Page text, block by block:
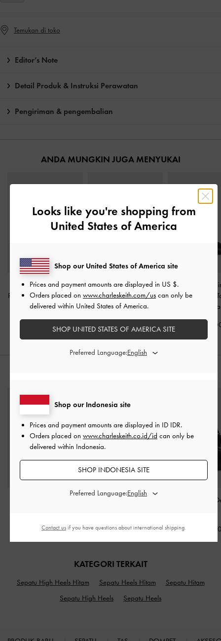
Temukan di toko
Editor’s Note
Detail Produk & Instruksi Perawatan
Pengiriman & pengembalian
ANDA MUNGKIN JUGA MENYUKAI
Sepatu Pumps Stiletto
Pointed Toe Emmy-Black
Sepatu Pumps Blade-
Heel Pointed-Toe Patent
Cut-Out Leather-Black
IDR1,499,000
Sepatu Pumps
Printed-Strap
IDR499,000 IDR1,599,000
Tas Tote Belted
KATEGORI TERKAIT
Sepatu High Heels Hitam Sepatu Heels Hitam
Sepatu Hitam
Sepatu High Heels
Sepatu Heels
Looks like you're shopping from
United States of America
Shop our Indonesia site
Prices and payment amounts are displayed in ID IDR.
Orders placed on www.charleskeith.co.id/id can only be
delivered within Indonesia.
SHOP INDONESIA SITE
Preferred Language:
Shop our United States of America site
Prices and payment amounts are displayed in US $.
Orders placed on www.charleskeith.com/us can only be
delivered within United States of America.
SHOP UNITED STATES OF AMERICA SITE
Preferred Language:
Contact us if you have questions about international shipping.